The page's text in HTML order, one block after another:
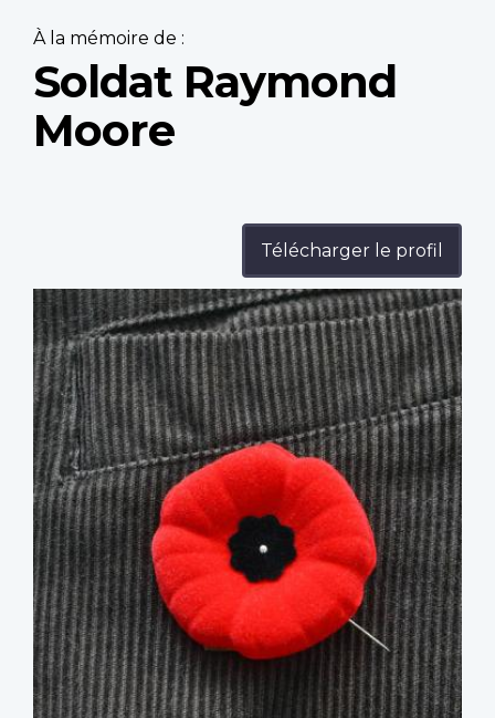
À la mémoire de :
Soldat Raymond
Moore
Télécharger le profil
Profile
image